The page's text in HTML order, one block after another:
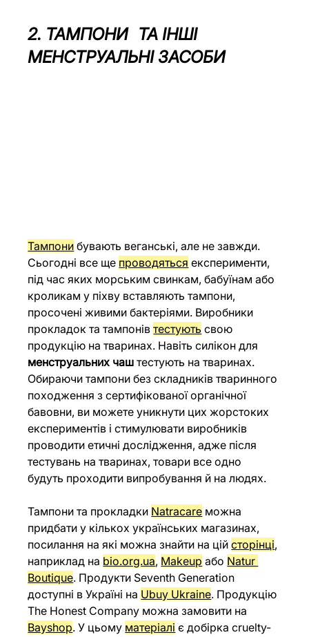
2. ТАМПОНИ 	ТА ІНШІ
МЕНСТРУАЛЬНІ ЗАСОБИ
Тампони бувають веганські, але не завжди.
Сьогодні все ще проводяться експерименти,
під час яких морським свинкам, бабуїнам або
кроликам у піхву вставляють тампони,
просочені живими бактеріями. Виробники
прокладок та тампонів тестують свою
продукцію на тваринах. Навіть силікон для
менструальних чаш тестують на тваринах.
Обираючи тампони без складників тваринного
походження з сертифікованої органічної
бавовни, ви можете уникнути цих жорстоких
експериментів і стимулювати виробників
проводити етичні дослідження, адже після
тестувань на тваринах, товари все одно
будуть проходити випробування й на людях.
Тампони та прокладки Natracare можна
придбати у кількох українських магазинах,
посилання на які можна знайти на цій сторінці,
наприклад на bio.org.ua, Makeup або Natur
Boutique. Продукти Seventh Generation
доступні в Україні на Ubuy Ukraine. Продукцію
The Honest Company можна замовити на
Bayshop. У цьому матеріалі є добірка cruelty-